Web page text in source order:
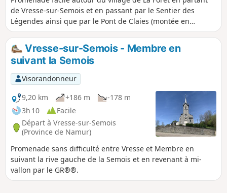
de Vresse-sur-Semois et en passant par le Sentier des
Légendes ainsi que par le Pont de Claies (montée en
période estivale, sinon itinéraire bis sur le retour).
Vresse-sur-Semois - Membre en
suivant la Semois
Visorandonneur
9,20 km
+186 m
-178 m
3h 10
Facile
Départ à Vresse-sur-Semois
(Province de Namur)
Promenade sans difficulté entre Vresse et Membre en
suivant la rive gauche de la Semois et en revenant à mi-
vallon par le GR®®.